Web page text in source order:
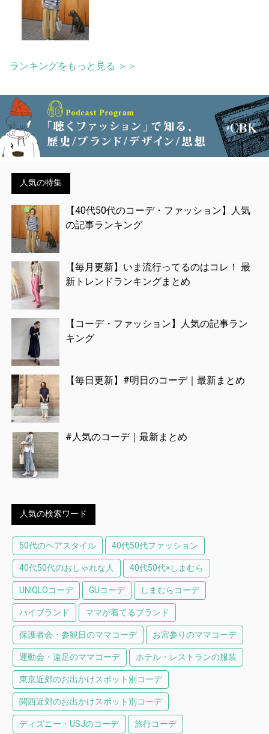
ランキングをもっと見る ＞＞
人気の特集
【40代50代のコーデ・ファッション】人気
の記事ランキング
【毎月更新】いま流行ってるのはコレ！ 最
新トレンドランキングまとめ
【コーデ・ファッション】人気の記事ラン
キング
【毎日更新】#明日のコーデ｜最新まとめ
#人気のコーデ｜最新まとめ
人気の検索ワード
50代のヘアスタイル 40代50代ファッション
40代50代のおしゃれな人 40代50代×しまむら
UNIQLOコーデ GUコーデ しまむらコーデ
ハイブランド ママが着てるブランド
保護者会・参観日のママコーデ お宮参りのママコーデ
運動会・遠足のママコーデ ホテル・レストランの服装
東京近郊のお出かけスポット別コーデ
関西近郊のお出かけスポット別コーデ
ディズニー・USJのコーデ 旅行コーデ